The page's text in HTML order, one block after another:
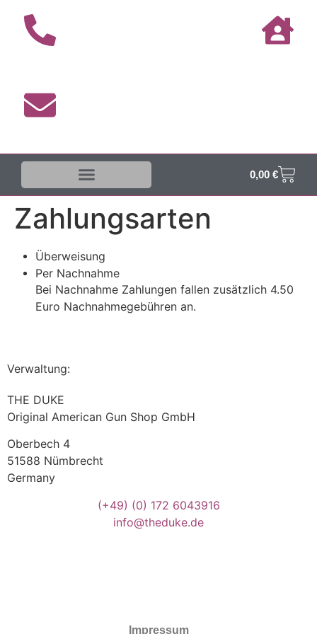
0,00 €
Zahlungsarten
Überweisung
Per Nachnahme
Bei Nachnahme Zahlungen fallen zusätzlich 4.50
Euro Nachnahmegebühren an.
Verwaltung:
THE DUKE
Original American Gun Shop GmbH
Oberbech 4
51588 Nümbrecht
Germany
(+49) (0) 172 6043916
info@theduke.de
Impressum